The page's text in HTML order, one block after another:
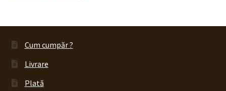
Cum cumpăr ?
Livrare
Plată